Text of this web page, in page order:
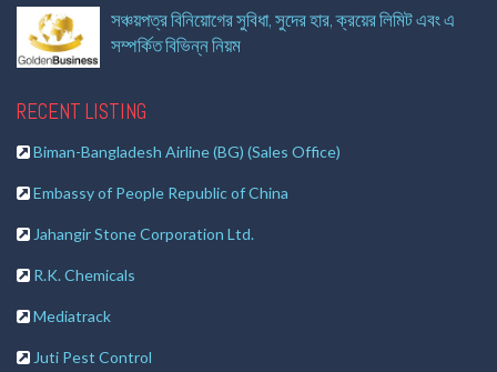
সঞ্চয়পত্র বিনিয়োগের সুবিধা, সুদের হার, ক্রয়ের লিমিট এবং এ
সম্পর্কিত বিভিন্ন নিয়ম
RECENT LISTING
Biman-Bangladesh Airline (BG) (Sales Office)
Embassy of People Republic of China
Jahangir Stone Corporation Ltd.
R.K. Chemicals
Mediatrack
Juti Pest Control